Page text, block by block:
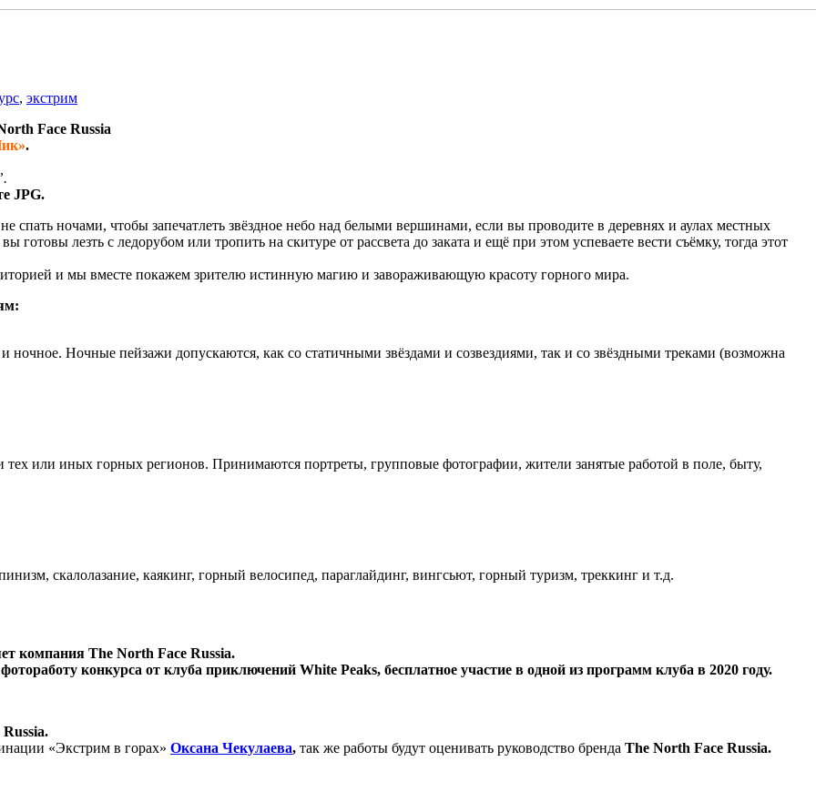
, экстрим
Face Russia
.
JPG.
ночами, чтобы запечатлеть звёздное небо над белыми вершинами, если вы проводите в деревнях и аулах местных
лезть с ледорубом или тропить на скитуре от рассвета до заката и ещё при этом успеваете вести съёмку, тогда этот
и мы вместе покажем зрителю истинную магию и завораживающую красоту горного мира.
Ночные пейзажи допускаются, как со статичными звёздами и созвездиями, так и со звёздными треками (возможна
или иных горных регионов. Принимаются портреты, групповые фотографии, жители занятые работой в поле, быту,
скалолазание, каякинг, горный велосипед, параглайдинг, вингсьют, горный туризм, треккинг и т.д.
компания The North Face Russia.
конкурса от клуба приключений White Peaks, бесплатное участие в одной из программ клуба в 2020 году.
«Экстрим в горах» Оксана Чекулаева, так же работы будут оценивать руководство бренда The North Face Russia.